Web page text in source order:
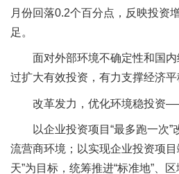
月份回落0.2个百分点，反映投资
足。
面对外部环境不确定性和国
过扩大有效投资，有力支撑经济平
改革发力，优化环境稳投资
以企业投资项目“最多跑一次
流营商环境；以实现企业投资项
天”为目标，统筹推进“标准地”、